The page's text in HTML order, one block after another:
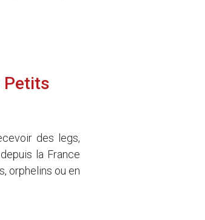
Petits
des legs,
la France
orphelins ou en